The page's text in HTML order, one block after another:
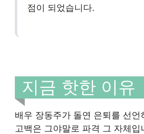
점이 되었습니다.
지금 핫한 이유
배우 장동주가 돌연 은퇴를 선언
고백은 그야말로 파격 그 자체입